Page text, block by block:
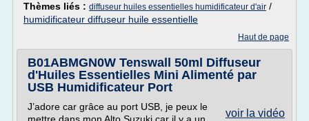
Thèmes liés : diffuseur huiles essentielles humidificateur d'air /
humidificateur diffuseur huile essentielle
Haut de page
B01ABMGN0W Tenswall 50ml Diffuseur
d'Huiles Essentielles Mini Alimenté par
USB Humidificateur Port
voir la vidéo
J’adore car grâce au port USB, je peux le